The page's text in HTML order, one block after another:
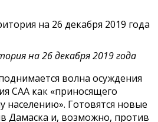
на 26 декабря 2019 года
волна осуждения
САА как «приносящего
населению». Готовятся новые
Дамаска и, возможно, против